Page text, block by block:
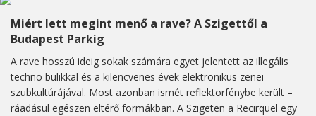
Miért lett megint menő a rave? A Szigettől a
Budapest Parkig
A rave hosszú ideig sokak számára egyet jelentett az illegális
techno bulikkal és a kilencvenes évek elektronikus zenei
szubkultúrájával. Most azonban ismét reflektorfénybe került –
ráadásul egészen eltérő formákban. A Szigeten a Recirquel egy